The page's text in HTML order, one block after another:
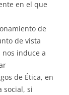
en el que
de
de vista
induce a
de Ética, en
social, si